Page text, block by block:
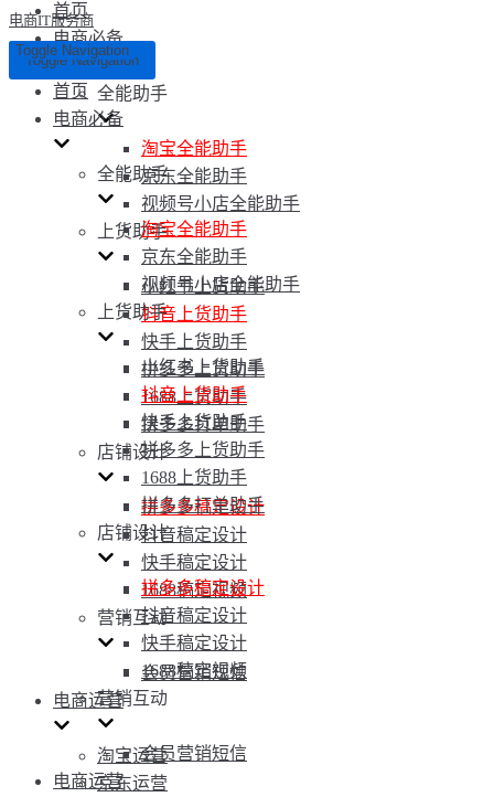
首页
电商必备
全能助手
淘宝全能助手
京东全能助手
视频号小店全能助手
上货助手
小红书上货助手
抖音上货助手
快手上货助手
拼多多上货助手
1688上货助手
拼多多打单助手
店铺设计
拼多多稿定设计
抖音稿定设计
快手稿定设计
1688稿定视频
营销互动
会员营销短信
电商运营
淘宝运营
京东运营
电商IT服务商
Toggle Navigation
Toggle Navigation
首页
电商必备
全能助手
淘宝全能助手
京东全能助手
视频号小店全能助手
上货助手
小红书上货助手
抖音上货助手
快手上货助手
拼多多上货助手
1688上货助手
拼多多打单助手
店铺设计
拼多多稿定设计
抖音稿定设计
快手稿定设计
1688稿定视频
营销互动
会员营销短信
电商运营